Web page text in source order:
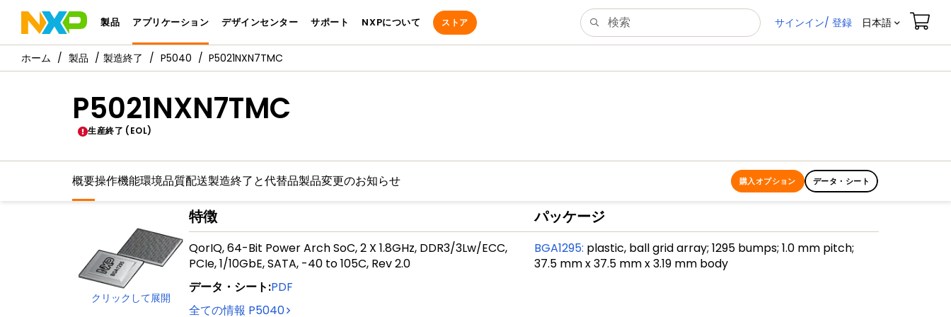
製品 アプリケーション デザインセンター サポート NXPについて ストア サインイン/ 登録 日本語
製品 製造終了 P5040 P5021NXN7TMC
P5021NXN7TMC
生産終了 (EOL)
概要操作機能環境品質配送製造終了と代替品製品変更のお知らせ 購入オプション データ・シート
クリックして展開
特徴
QorIQ, 64-Bit Power Arch SoC, 2 X 1.8GHz, DDR3/3Lw/ECC,
PCIe, 1/10GbE, SATA, -40 to 105C, Rev 2.0
データ・シート:PDF
全ての情報 P5040
パッケージ
BGA1295: plastic, ball grid array; 1295 bumps; 1.0 mm pitch;
37.5 mm x 37.5 mm x 3.19 mm body